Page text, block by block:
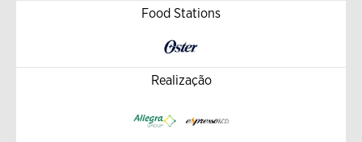
Food Stations
Realização